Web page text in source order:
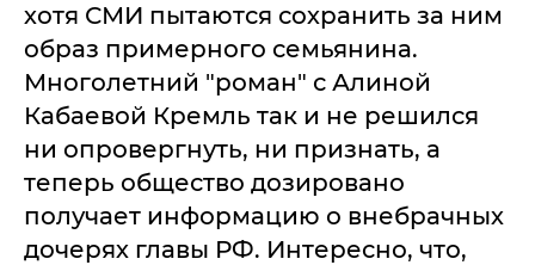
хотя СМИ пытаются сохранить за ним
образ примерного семьянина.
Многолетний "роман" с Алиной
Кабаевой Кремль так и не решился
ни опровергнуть, ни признать, а
теперь общество дозировано
получает информацию о внебрачных
дочерях главы РФ. Интересно, что,